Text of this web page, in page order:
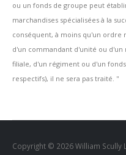
ou un fonds de groupe peut
marchandises spécialisées à la
conséquent, à moins qu'un ordre
d'un commandant d'unité ou
filiale, d'un régiment ou d'un
respectifs), il ne sera pas traité. ''
Copyright © 2026 William Scully